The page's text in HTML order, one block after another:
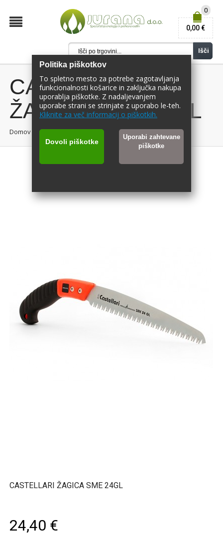
Politika piškotkov
To spletno mesto za potrebe zagotavljanja
funkcionalnosti košarice in zaključka nakupa
uporablja piškotke. Z nadaljevanjem
uporabe strani se strinjate z uporabo le-teh.
Kliknite za več informacij o piškotkih.
Dovoli piškotke
Uporabi zahtevane
piškotke
Išči
0
0,00 €
CASTELLARI
ŽAGICA SME 24GL
Domov CASTELLARI ŽAGICA SME 24GL
CASTELLARI ŽAGICA SME 24GL
24,40 €